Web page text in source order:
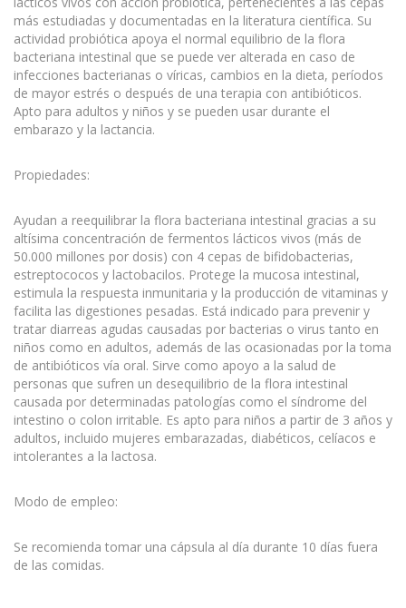
más estudiadas y documentadas en la literatura científica. Su
actividad probiótica apoya el normal equilibrio de la flora
bacteriana intestinal que se puede ver alterada en caso de
infecciones bacterianas o víricas, cambios en la dieta, períodos
de mayor estrés o después de una terapia con antibióticos.
Apto para adultos y niños y se pueden usar durante el
embarazo y la lactancia.
Propiedades:
Ayudan a reequilibrar la flora bacteriana intestinal gracias a su
altísima concentración de fermentos lácticos vivos (más de
50.000 millones por dosis) con 4 cepas de bifidobacterias,
estreptococos y lactobacilos. Protege la mucosa intestinal,
estimula la respuesta inmunitaria y la producción de vitaminas y
facilita las digestiones pesadas. Está indicado para prevenir y
tratar diarreas agudas causadas por bacterias o virus tanto en
niños como en adultos, además de las ocasionadas por la toma
de antibióticos vía oral. Sirve como apoyo a la salud de
personas que sufren un desequilibrio de la flora intestinal
causada por determinadas patologías como el síndrome del
intestino o colon irritable. Es apto para niños a partir de 3 años y
adultos, incluido mujeres embarazadas, diabéticos, celíacos e
intolerantes a la lactosa.
Modo de empleo:
Se recomienda tomar una cápsula al día durante 10 días fuera
de las comidas.